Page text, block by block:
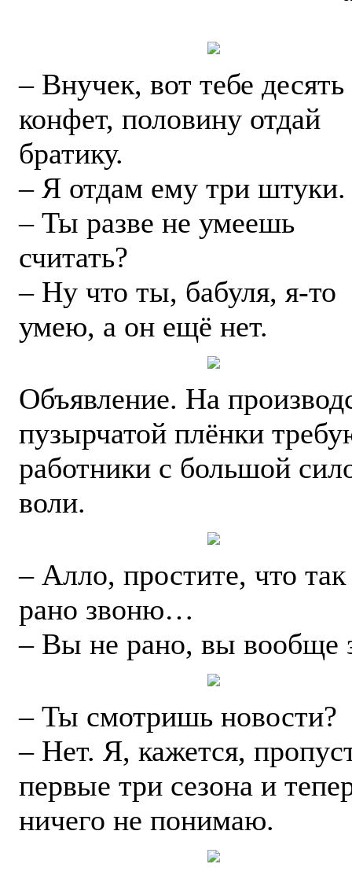
– Внучек, вот тебе десять
конфет, половину отдай
братику.
– Я отдам ему три штуки.
– Ты разве не умеешь
считать?
– Ну что ты, бабуля, я-то
умею, а он ещё нет.
Объявление. На
пузырчатой плёнки
работники с большой
воли.
– Алло, простите, что так
рано звоню…
– Вы не рано, вы вообще
– Ты смотришь новости?
– Нет. Я, кажется,
первые три сезона и
ничего не понимаю.